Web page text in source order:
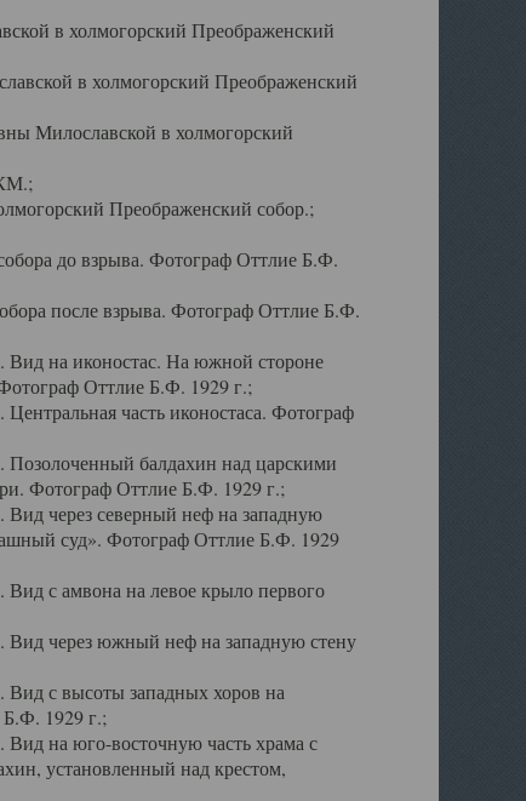
в холмогорский Преображенский
в холмогорский Преображенский
Милославской в холмогорский
Преображенский собор.;
до взрыва. Фотограф Оттлие Б.Ф.
после взрыва. Фотограф Оттлие Б.Ф.
на иконостас. На южной стороне
Оттлие Б.Ф. 1929 г.;
часть иконостаса. Фотограф
балдахин над царскими
Фотограф Оттлие Б.Ф. 1929 г.;
через северный неф на западную
суд». Фотограф Оттлие Б.Ф. 1929
с амвона на левое крыло первого
через южный неф на западную стену
с высоты западных хоров на
1929 г.;
на юго-восточную часть храма с
установленный над крестом,